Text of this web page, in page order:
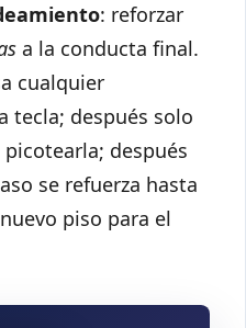
: reforzar
a la conducta final.
cualquier
tecla; después solo
después
se refuerza hasta
piso para el